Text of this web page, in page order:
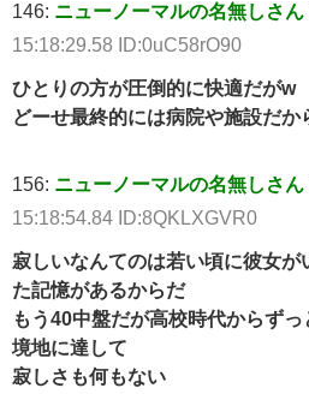
146: ニューノーマルの名無しさん
15:18:29.58 ID:0uC58rO90
ひとりの方が圧倒的に快適だがw
どーせ最終的には病院や施設だか
156: ニューノーマルの名無しさん
15:18:54.84 ID:8QKLXGVR0
寂しいなんてのは若い頃に彼女が
た記憶があるからだ
もう40中盤だが高校時代からず
境地に達して
寂しさも何もない